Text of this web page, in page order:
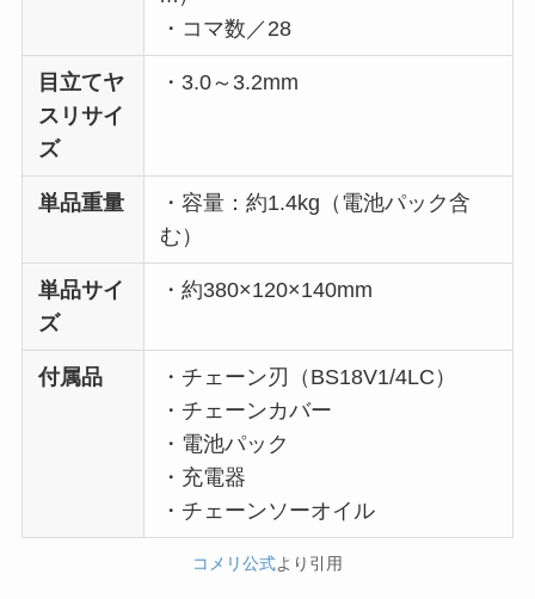
・コマ数／28
目立てヤ
スリサイ
ズ
・3.0～3.2mm
単品重量
・容量：約1.4kg（電池パック含
む）
単品サイ
ズ
・約380×120×140mm
付属品
・チェーン刃（BS18V1/4LC）
・チェーンカバー
・電池パック
・充電器
・チェーンソーオイル
コメリ公式より引用